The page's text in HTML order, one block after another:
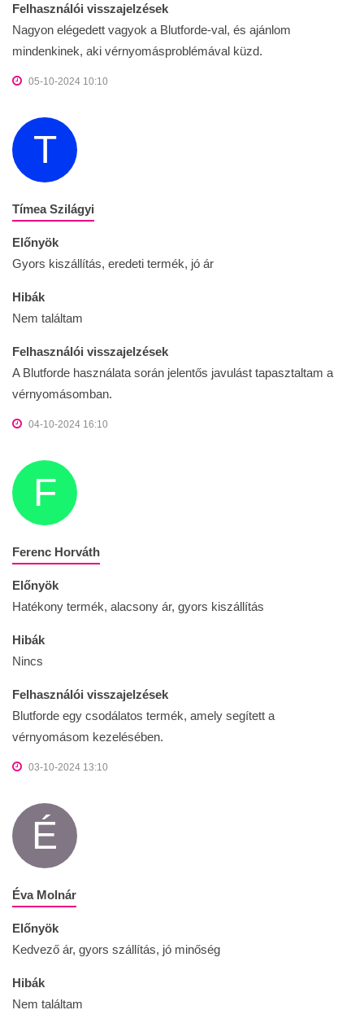
Felhasználói visszajelzések
Nagyon elégedett vagyok a Blutforde-val, és ajánlom
mindenkinek, aki vérnyomásproblémával küzd.
05-10-2024 10:10
T
Tímea Szilágyi
Előnyök
Gyors kiszállítás, eredeti termék, jó ár
Hibák
Nem találtam
Felhasználói visszajelzések
A Blutforde használata során jelentős javulást tapasztaltam a
vérnyomásomban.
04-10-2024 16:10
F
Ferenc Horváth
Előnyök
Hatékony termék, alacsony ár, gyors kiszállítás
Hibák
Nincs
Felhasználói visszajelzések
Blutforde egy csodálatos termék, amely segített a
vérnyomásom kezelésében.
03-10-2024 13:10
É
Éva Molnár
Előnyök
Kedvező ár, gyors szállítás, jó minőség
Hibák
Nem találtam